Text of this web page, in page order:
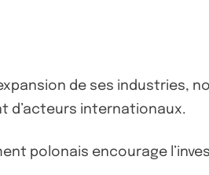
de ses industries,
d’acteurs internationaux.
polonais encourage